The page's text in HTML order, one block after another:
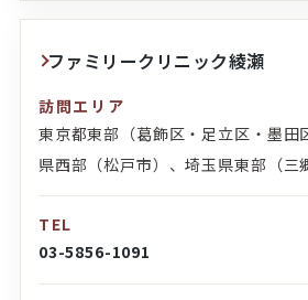
ファミリークリニック綾瀬
訪問エリア
東京都東部（葛飾区・足立区・墨田
県西部（松戸市）、埼玉県東部（三
TEL
03-5856-1091